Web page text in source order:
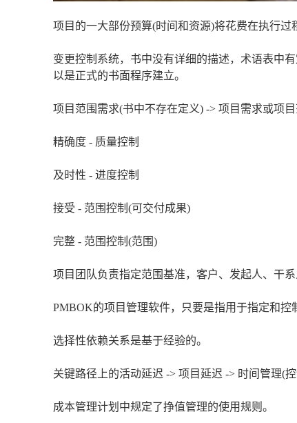
项目的一大部份预算(时间和资源)将花费在执行过
变更控制系统，书中没有详细的描述，术语表中
以是正式的书面程序建立。
项目范围需求(书中不存在定义) -> 项目需求或项
精确度 - 质量控制
及时性 - 进度控制
接受 - 范围控制(可交付成果)
完整 - 范围控制(范围)
项目团队负责指定范围基准，客户、发起人、干
PMBOK的项目管理软件，只要是指用于指定和控
选择性依赖关系是基于经验的。
关键路径上的活动延迟 -> 项目延迟 -> 时间管理(
成本管理计划中规定了挣值管理的使用规则。